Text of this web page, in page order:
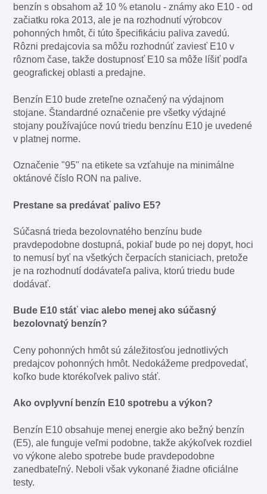
benzín s obsahom až 10 % etanolu - známy ako E10 - od
začiatku roka 2013, ale je na rozhodnutí výrobcov
pohonných hmôt, či túto špecifikáciu paliva zavedú.
Rôzni predajcovia sa môžu rozhodnúť zaviesť E10 v
rôznom čase, takže dostupnosť E10 sa môže líšiť podľa
geografickej oblasti a predajne.
Benzín E10 bude zreteľne označený na výdajnom
stojane. Štandardné označenie pre všetky výdajné
stojany používajúce novú triedu benzínu E10 je uvedené
v platnej norme.
Označenie "95" na etikete sa vzťahuje na minimálne
oktánové číslo RON na palive.
Prestane sa predávať palivo E5?
Súčasná trieda bezolovnatého benzínu bude
pravdepodobne dostupná, pokiaľ bude po nej dopyt, hoci
to nemusí byť na všetkých čerpacích staniciach, pretože
je na rozhodnutí dodávateľa paliva, ktorú triedu bude
dodávať.
Bude E10 stáť viac alebo menej ako súčasný
bezolovnatý benzín?
Ceny pohonných hmôt sú záležitosťou jednotlivých
predajcov pohonných hmôt. Nedokážeme predpovedať,
koľko bude ktorékoľvek palivo stáť.
Ako ovplyvní benzín E10 spotrebu a výkon?
Benzín E10 obsahuje menej energie ako bežný benzín
(E5), ale funguje veľmi podobne, takže akýkoľvek rozdiel
vo výkone alebo spotrebe bude pravdepodobne
zanedbateľný. Neboli však vykonané žiadne oficiálne
testy.